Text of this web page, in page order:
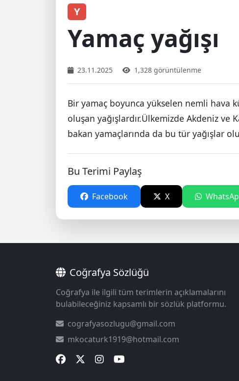
Y
Yamaç yağışı
23.11.2025 1,328 görüntülenme
Bir yamaç boyunca yükselen nemli hava
oluşan yağışlardır.Ülkemizde Akdeniz ve
bakan yamaçlarında da bu tür yağışlar
Bu Terimi Paylaş
Facebook X
Coğrafya Sözlüğü
Coğrafya ile ilgili tüm terimlerin açıklamalarını
bulabileceğiniz kapsamlı bir sözlük platformu.
cografyasozlugu@gmail.com
mkocaturk1919@hotmail.com